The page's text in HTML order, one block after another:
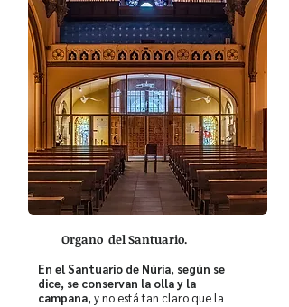
Organo del Santuario.
En el Santuario de Núria, según se
dice, se conservan la olla y la
campana, y no está tan claro que la